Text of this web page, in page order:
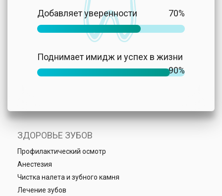
Добавляет уверенности 70%
Поднимает имидж и успех в жизни
90%
ЗДОРОВЬЕ ЗУБОВ
Профилактический осмотр
Анестезия
Чистка налета и зубного камня
Лечение зубов